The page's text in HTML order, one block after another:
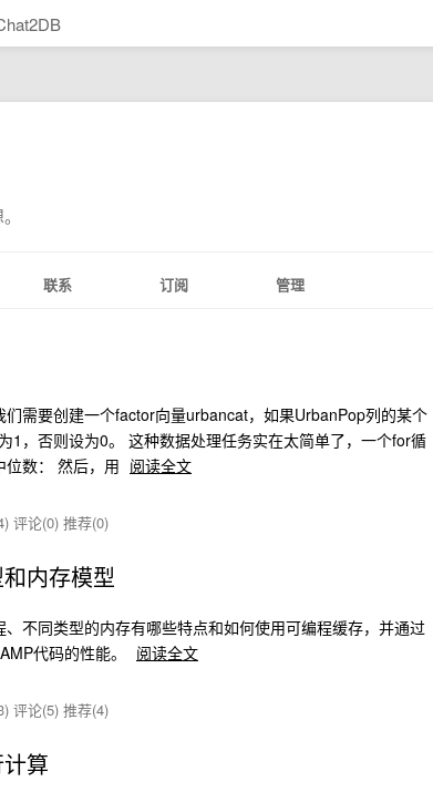
联系 订阅 管理
需要创建一个factor向量urbancat，如果UrbanPop列的某个
1，否则设为0。 这种数据处理任务实在太简单了，一个for循
数： 然后，用 阅读全文
评论(0) 推荐(0)
内存模型
不同类型的内存有哪些特点和如何使用可编程缓存，并通过
代码的性能。
阅读全文
评论(5) 推荐(4)
算